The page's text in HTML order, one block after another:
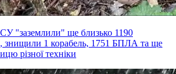
"заземлили" ще близько 1190
знищили 1 корабель, 1751 БПЛА та ще
різної техніки